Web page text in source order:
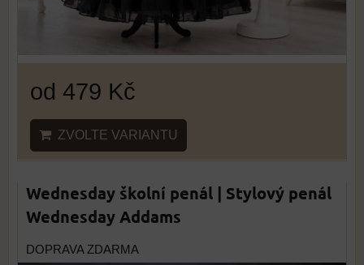
od 479 Kč
ZVOLTE VARIANTU
Wednesday školní penál | Stylový penál
Wednesday Addams
DOPRAVA ZDARMA